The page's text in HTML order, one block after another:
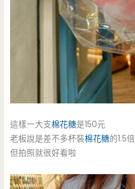
這樣一大支棉花糖是150元
老板說是差不多杯裝棉花糖的1.5倍
但拍照就很好看啦